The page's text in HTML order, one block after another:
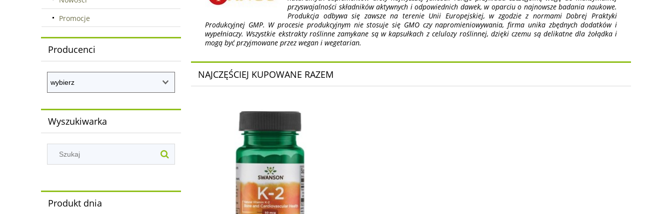
Promocje
Producenci
Wyszukiwarka
Produkt dnia
przyswajalności składników aktywnych i odpowiednich dawek, w oparciu o najnowsze badania naukowe.
Produkcja odbywa się zawsze na terenie Unii Europejskiej, w zgodzie z normami Dobrej Praktyki
Produkcyjnej GMP. W procesie produkcyjnym nie stosuje się GMO czy napromieniowywania, firma unika zbędnych dodatków i
wypełniaczy. Wszystkie ekstrakty roślinne zamykane są w kapsułkach z celulozy roślinnej, dzięki czemu są delikatne dla żołądka i
mogą być przyjmowane przez wegan i wegetarian.
NAJCZĘŚCIEJ KUPOWANE RAZEM